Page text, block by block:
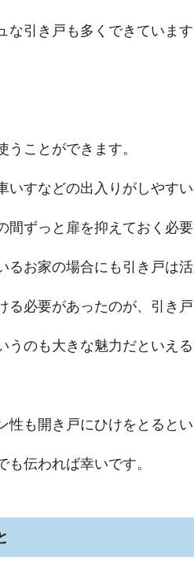
引き戸も多くできています
ことができます。
すなどの出入りがしやすい
ずっと扉を抑えておく必要
お家の場合にも引き戸は活
必要があったのが、引き
のも大きな魅力だといえる
も開き戸にひけをとるとい
伝われば幸いです。